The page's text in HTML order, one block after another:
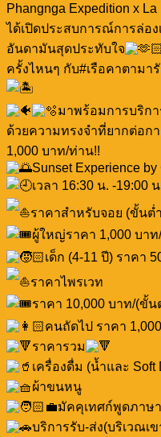
Phangnga Expedition x
ได้เปิดประสบการณ์การล่อ
อันดามันสุดประทับใจ
ครั้งไหนๆ กับ#เรือคาตามา
มาพร้อมการบริก
ด้วยความทรงจำที่ยากต่อก
1,000 บาท/ท่าน!!
Sunset Experience by
เวลา 16:30 น. -19:00
ราคาสำหรับจอย (ขั้นต่
ผู้ใหญ่ราคา 1,000 บา
เด็ก (4-11 ปี) ราคา
ราคาไพรเวท
ราคา 10,000 บาท/(ขั้น
คนถัดไป ราคา
ราคารวม
เครื่องดื่ม (น้ำและ Soft
ผ้าขนหนู
มัคคุเทศก์พูดภาษ
บริการรับ-ส่ง(บริเวณเ